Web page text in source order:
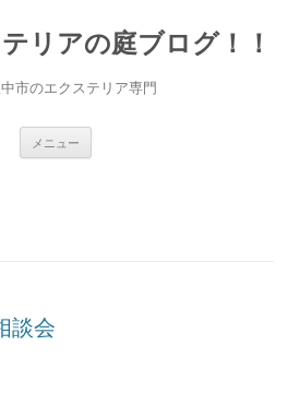
リアの庭ブログ！！
市のエクステリア専門
メニュー
談会